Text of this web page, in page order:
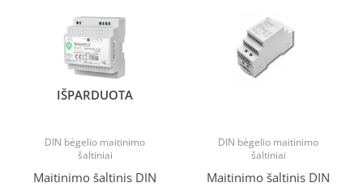
IŠPARDUOTA
DIN bėgelio maitinimo
šaltiniai
Maitinimo šaltinis DIN
DIN bėgelio maitinimo
šaltiniai
Maitinimo šaltinis DIN
€46.20.